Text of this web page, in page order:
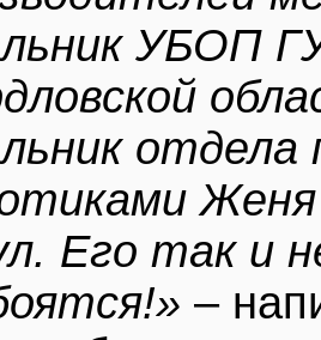
УБОП
отдела
Женя
Его так и
–